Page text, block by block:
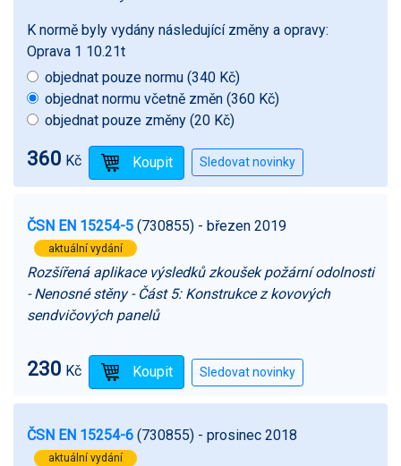
K normě byly vydány následující změny a opravy:
Oprava 1 10.21t
objednat pouze normu (340 Kč)
objednat normu včetně změn (360 Kč)
objednat pouze změny (20 Kč)
360 Kč
ČSN EN 15254-5 (730855) - březen 2019
aktuální vydání
Rozšířená aplikace výsledků zkoušek požární odolnosti
- Nenosné stěny - Část 5: Konstrukce z kovových
sendvičových panelů
230 Kč
ČSN EN 15254-6 (730855) - prosinec 2018
aktuální vydání